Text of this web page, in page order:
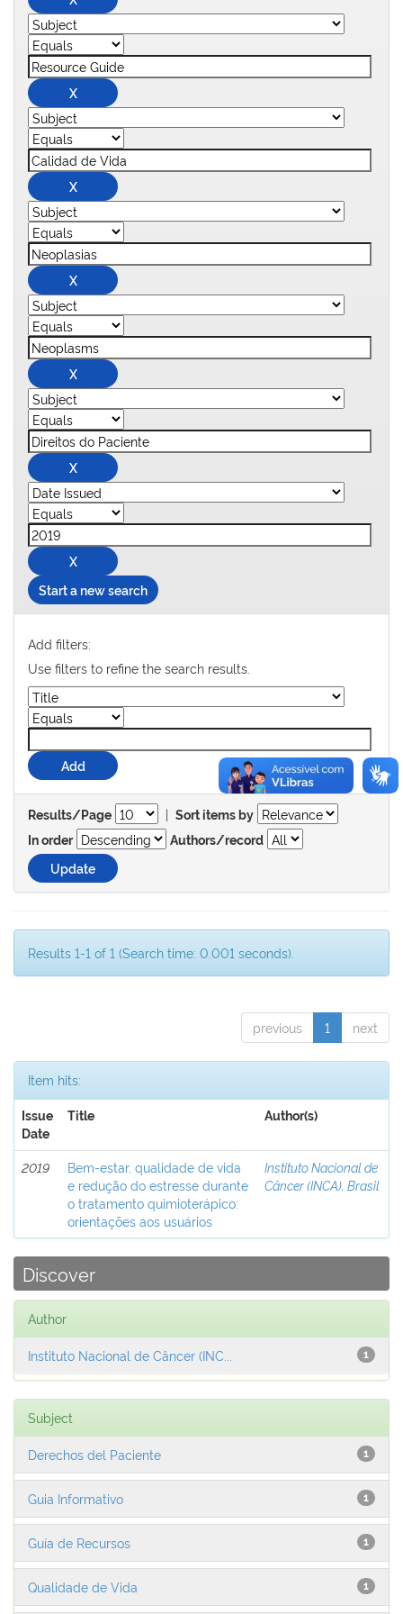
Start a new search
Add filters:
Use filters to refine the search results.
Results/Page | Sort items by
In order
Authors/record
Results 1-1 of 1 (Search time: 0.001 seconds).
previous 1 next
Item hits:
Issue
Date
Title Author(s)
2019
Bem-estar, qualidade de vida
e redução do estresse durante
o tratamento quimioterápico:
orientações aos usuários
Instituto Nacional de
Câncer (INCA), Brasil
Discover
Author
1
Instituto Nacional de Câncer (INC...
Subject
1
Derechos del Paciente
1
Guia Informativo
1
Guía de Recursos
1
Qualidade de Vida